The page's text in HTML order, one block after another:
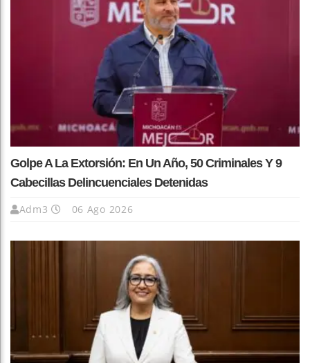
Golpe A La Extorsión: En Un Año, 50 Criminales Y 9
Cabecillas Delincuenciales Detenidas
Adm3 06 Ago 2026